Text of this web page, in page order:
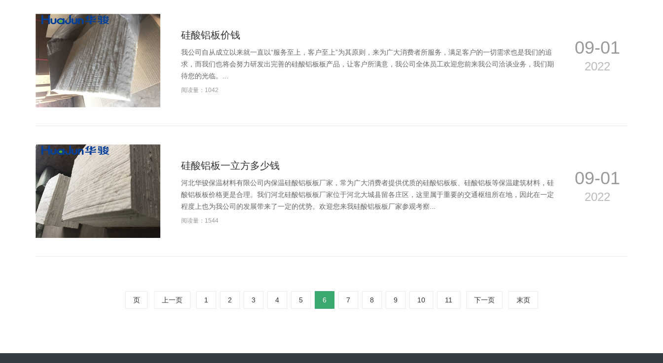
硅酸铝板价钱
我公司自从成立以来就一直以“服务至上，客户至上”为其原则，来为广大消费者所服务，满足客户的一切需求也是我们的追
求，而我们也将会努力研发出完善的硅酸铝板板产品，让客户所满意，我公司全体员工欢迎您前来我公司洽谈业务，我们期
待您的光临。...
阅读量：1042
09-01
2022
硅酸铝板一立方多少钱
河北华骏保温材料有限公司内保温硅酸铝板板厂家，常为广大消费者提供优质的硅酸铝板板、硅酸铝板等保温建筑材料，硅
酸铝板板价格更是合理。我们河北硅酸铝板板厂家位于河北大城县留各庄区，这里属于重要的交通枢纽所在地，因此在一定
程度上也为我公司的发展带来了一定的优势。欢迎您来我硅酸铝板板厂家参观考察...
阅读量：1544
09-01
2022
页 上一页 1 2 3 4 5 6 7 8 9 10 11 下一页 末页